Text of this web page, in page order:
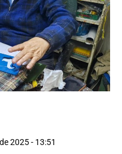
2025 - 13:51